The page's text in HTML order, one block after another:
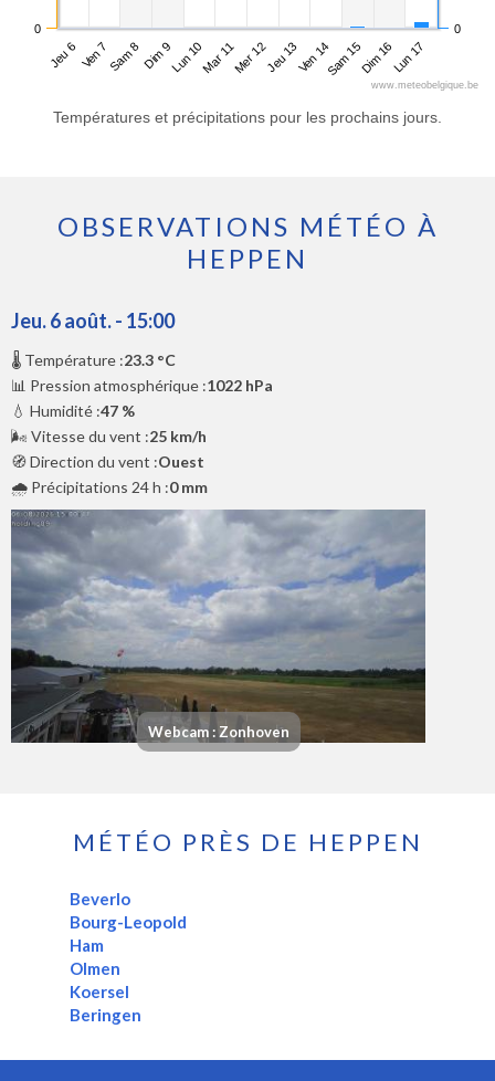
Jeu 6 Ven 7Sam 8Dim 9Lun 10Mar 11Mer 12Jeu 13Ven 14Sam 15Dim 16Lun 17
0 0
www.meteobelgique.be
Températures et précipitations pour les prochains jours.
OBSERVATIONS MÉTÉO À
HEPPEN
Jeu. 6 août. - 15:00
🌡️ Température :23.3 °C
📊 Pression atmosphérique :1022 hPa
💧 Humidité :47 %
🌬️ Vitesse du vent :25 km/h
🧭 Direction du vent :Ouest
🌧️ Précipitations 24 h :0 mm
Webcam : Zonhoven
MÉTÉO PRÈS DE HEPPEN
Beverlo
Bourg-Leopold
Ham
Olmen
Koersel
Beringen